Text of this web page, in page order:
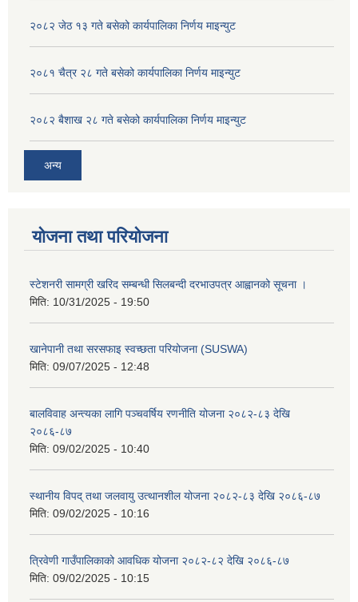
२०८२ जेठ १३ गते बसेको कार्यपालिका निर्णय माइन्युट
२०८१ चैत्र २८ गते बसेको कार्यपालिका निर्णय माइन्युट
२०८२ बैशाख २८ गते बसेको कार्यपालिका निर्णय माइन्युट
अन्य
योजना तथा परियोजना
स्टेशनरी सामग्री खरिद सम्बन्धी सिलबन्दी दरभाउपत्र आह्वानको सूचना ।
मिति: 10/31/2025 - 19:50
खानेपानी तथा सरसफाइ स्वच्छता परियोजना (SUSWA)
मिति: 09/07/2025 - 12:48
बालविवाह अन्त्यका लागि पञ्चवर्षिय रणनीति योजना २०८२-८३ देखि
२०८६-८७
मिति: 09/02/2025 - 10:40
स्थानीय विपद् तथा जलवायु उत्थानशील योजना २०८२-८३ देखि २०८६-८७
मिति: 09/02/2025 - 10:16
त्रिवेणी गाउँपालिकाको आवधिक योजना २०८२-८२ देखि २०८६-८७
मिति: 09/02/2025 - 10:15